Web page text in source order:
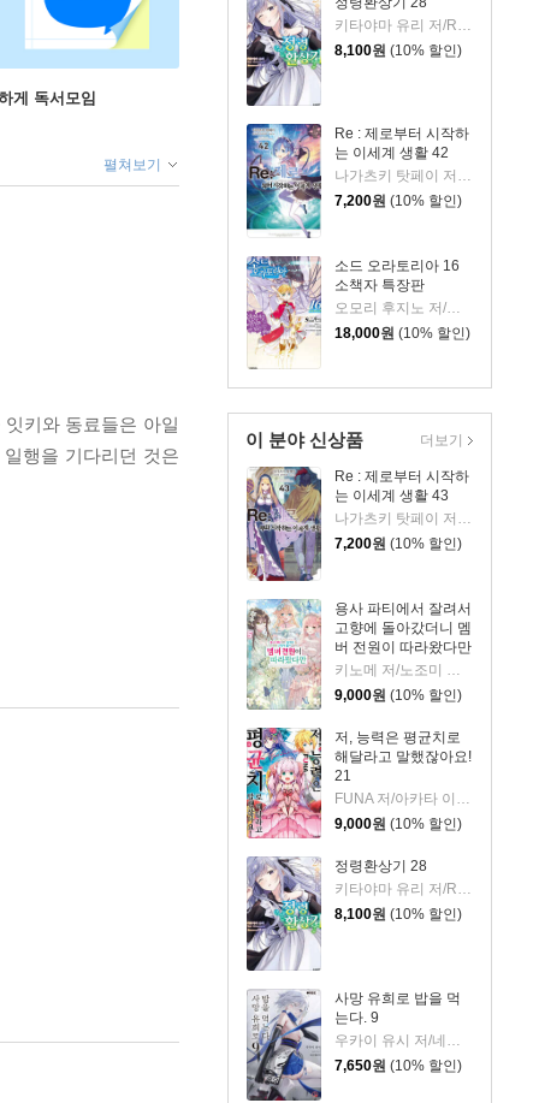
8,100원 (10% 할인)
Re : 제로부터 시작하
는 이세계 생활 42
나가츠키 탓페이 저/오츠카 신이치로 그림
7,200원 (10% 할인)
소드 오라토리아 16
소책자 특장판
18,000원 (10% 할인)
이 분야 신상품
Re : 제로부터 시작하
는 이세계 생활 43
나가츠키 탓페이 저/오츠카 신이치로 그림
7,200원 (10% 할인)
용사 파티에서 잘려서
고향에 돌아갔더니 멤
버 전원이 따라왔다만
5
9,000원 (10% 할인)
저, 능력은 평균치로
해달라고 말했잖아요!
21
FUNA 저/아카타 이츠키 그림/조민정 역
9,000원 (10% 할인)
정령환상기 28
키타야마 유리 저/Riv 그림/이소정 역
8,100원 (10% 할인)
사망 유희로 밥을 먹
는다. 9
우카이 유시 저/네코메타루 그림/이희경 역
7,650원 (10% 할인)
더보기
게 독서모임
펼쳐보기
잇키와 동료들은 아일
행을 기다리던 것은